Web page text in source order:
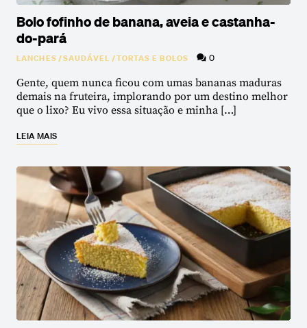
Bolo fofinho de banana, aveia e castanha-
do-pará
LANCHES/SAUDÁVEL /TORTAS E BOLOS 0
Gente, quem nunca ficou com umas bananas maduras
demais na fruteira, implorando por um destino melhor
que o lixo? Eu vivo essa situação e minha […]
LEIA MAIS